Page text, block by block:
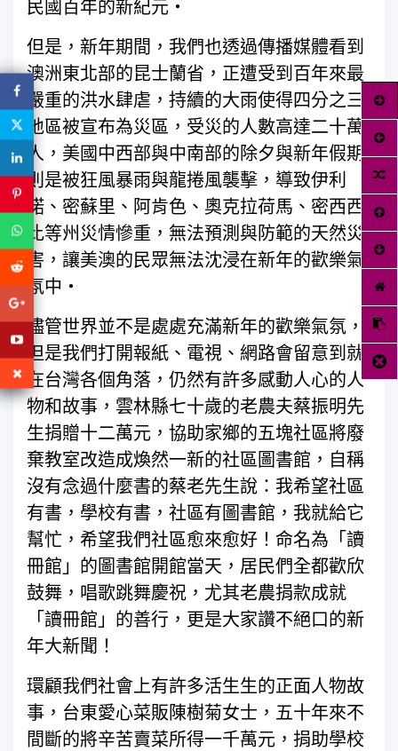
民國百年的新紀元‧
但是，新年期間，我們也透過傳播媒體看到
澳洲東北部的昆士蘭省，正遭受到百年來最
嚴重的洪水肆虐，持續的大雨使得四分之三
地區被宣布為災區，受災的人數高達二十萬
人，美國中西部與中南部的除夕與新年假期
則是被狂風暴雨與龍捲風襲擊，導致伊利
諾、密蘇里、阿肯色、奧克拉荷馬、密西西
比等州災情慘重，無法預測與防範的天然災
害，讓美澳的民眾無法沈浸在新年的歡樂氣
氛中‧
儘管世界並不是處處充滿新年的歡樂氣氛，
但是我們打開報紙、電視、網路會留意到就
在台灣各個角落，仍然有許多感動人心的人
物和故事，雲林縣七十歲的老農夫蔡振明先
生捐贈十二萬元，協助家鄉的五塊社區將廢
棄教室改造成煥然一新的社區圖書館，自稱
沒有念過什麼書的蔡老先生說：我希望社區
有書，學校有書，社區有圖書館，我就給它
幫忙，希望我們社區愈來愈好！命名為「讀
冊館」的圖書館開館當天，居民們全都歡欣
鼓舞，唱歌跳舞慶祝，尤其老農捐款成就
「讀冊館」的善行，更是大家讚不絕口的新
年大新聞！
環顧我們社會上有許多活生生的正面人物故
事，台東愛心菜販陳樹菊女士，五十年來不
間斷的將辛苦賣菜所得一千萬元，捐助學校